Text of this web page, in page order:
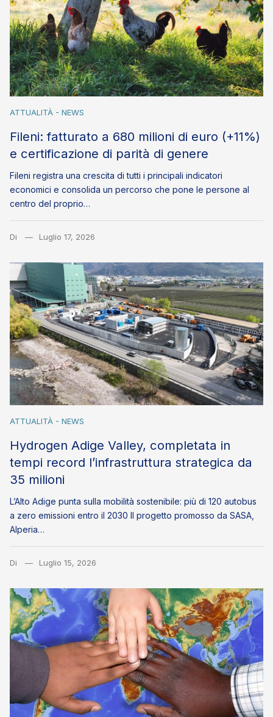
ATTUALITÀ - NEWS
Fileni: fatturato a 680 milioni di euro (+11%)
e certificazione di parità di genere
Fileni registra una crescita di tutti i principali indicatori
economici e consolida un percorso che pone le persone al
centro del proprio…
Di Luglio 17, 2026
ATTUALITÀ - NEWS
Hydrogen Adige Valley, completata in
tempi record l’infrastruttura strategica da
35 milioni
L’Alto Adige punta sulla mobilità sostenibile: più di 120 autobus
a zero emissioni entro il 2030 Il progetto promosso da SASA,
Alperia…
Di Luglio 15, 2026